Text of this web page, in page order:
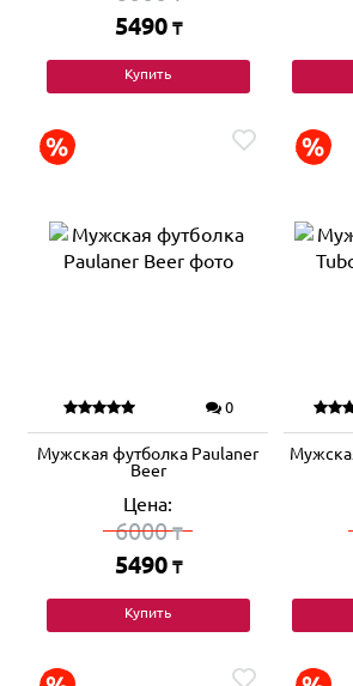
5490 ₸
Купить
0
Мужская футболка Paulaner
Beer
Цена:
6000₸
5490 ₸
Купить